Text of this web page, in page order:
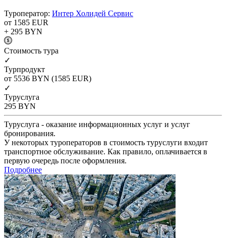
Туроператор: Интер Холидей Сервис
от 1585 EUR
+ 295 BYN
Cтоимость тура
✓
Турпродукт
от 5536 BYN (1585 EUR)
✓
Туруслуга
295 BYN
Туруслуга - оказание информационных услуг и услуг
бронирования.
У некоторых туроператоров в стоимость туруслуги входит
транспортное обслуживание. Как правило, оплачивается в
первую очередь после оформления.
Подробнее